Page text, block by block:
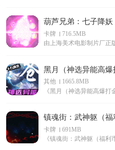
葫芦兄弟：七子降妖
卡牌
716.5MB
由上海美术电影制片厂正
黑月（神选异能高爆
其他
1665.8MB
《黑月（神选异能高爆
镇魂街：武神躯（福
卡牌
691MB
《镇魂街：武神躯（福